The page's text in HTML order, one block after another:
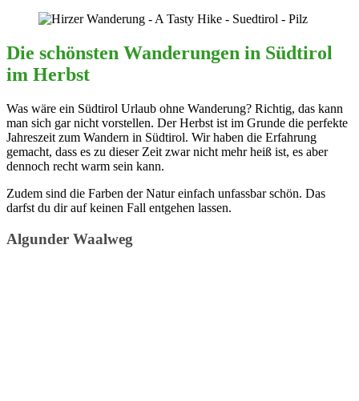
Die schönsten Wanderungen in Südtirol
im Herbst
Was wäre ein Südtirol Urlaub ohne Wanderung? Richtig, das kann
man sich gar nicht vorstellen. Der Herbst ist im Grunde die perfekte
Jahreszeit zum Wandern in Südtirol. Wir haben die Erfahrung
gemacht, dass es zu dieser Zeit zwar nicht mehr heiß ist, es aber
dennoch recht warm sein kann.
Zudem sind die Farben der Natur einfach unfassbar schön. Das
darfst du dir auf keinen Fall entgehen lassen.
Algunder Waalweg